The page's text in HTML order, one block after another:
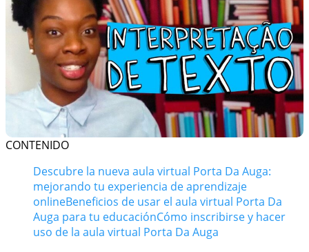
CONTENIDO
Descubre la nueva aula virtual Porta Da Auga:
mejorando tu experiencia de aprendizaje
onlineBeneficios de usar el aula virtual Porta Da
Auga para tu educaciónCómo inscribirse y hacer
uso de la aula virtual Porta Da Auga